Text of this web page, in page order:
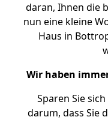
daran, Ihnen die
nun eine kleine
Haus in
Wir haben
Sparen Sie
darum, dass Sie